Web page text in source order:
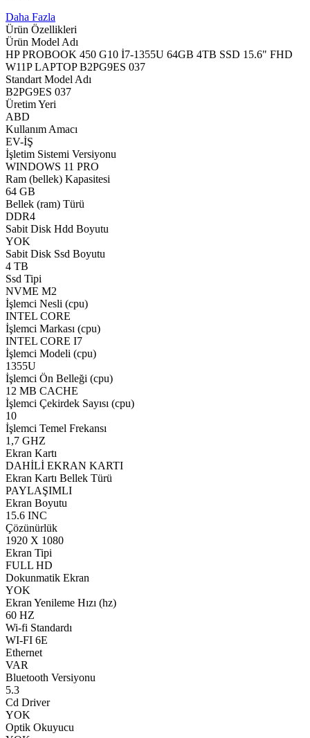
Daha Fazla
Ürün Özellikleri
Ürün Model Adı
HP PROBOOK 450 G10 İ7-1355U 64GB 4TB SSD 15.6" FHD
W11P LAPTOP B2PG9ES 037
Standart Model Adı
B2PG9ES 037
Üretim Yeri
ABD
Kullanım Amacı
EV-İŞ
İşletim Sistemi Versiyonu
WINDOWS 11 PRO
Ram (bellek) Kapasitesi
64 GB
Bellek (ram) Türü
DDR4
Sabit Disk Hdd Boyutu
YOK
Sabit Disk Ssd Boyutu
4 TB
Ssd Tipi
NVME M2
İşlemci Nesli (cpu)
INTEL CORE
İşlemci Markası (cpu)
INTEL CORE I7
İşlemci Modeli (cpu)
1355U
İşlemci Ön Belleği (cpu)
12 MB CACHE
İşlemci Çekirdek Sayısı (cpu)
10
İşlemci Temel Frekansı
1,7 GHZ
Ekran Kartı
DAHİLİ EKRAN KARTI
Ekran Kartı Bellek Türü
PAYLAŞIMLI
Ekran Boyutu
15.6 INC
Çözünürlük
1920 X 1080
Ekran Tipi
FULL HD
Dokunmatik Ekran
YOK
Ekran Yenileme Hızı (hz)
60 HZ
Wi-fi Standardı
WI-FI 6E
Ethernet
VAR
Bluetooth Versiyonu
5.3
Cd Driver
YOK
Optik Okuyucu